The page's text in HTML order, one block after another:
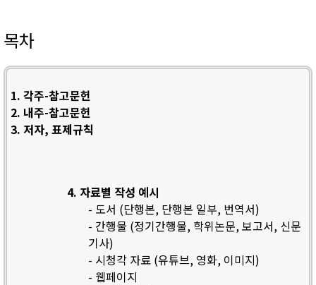
목차
1. 각주-참고문헌
2. 내주-참고문헌
3. 저자, 표제규칙
4. 자료별 작성 예시
- 도서 (단행본, 단행본 일부, 번역서)
- 간행물 (정기간행물, 학위논문, 보고서, 신문
기사)
- 시청각 자료 (유튜브, 영화, 이미지)
- 웹페이지